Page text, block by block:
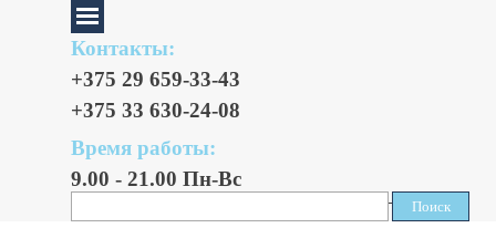
Контакты:
+375 29 659-33-43
+375 33 630-24-08
Время работы:
9.00 - 21.00 Пн-Вс
Поиск
Поиск